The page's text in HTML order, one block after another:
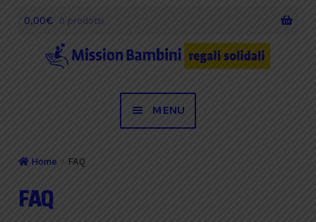
0,00€ 0 prodotti
MENU
Home FAQ
FAQ